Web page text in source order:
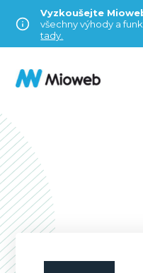
Vyzkoušejte
všechny výhody a
tady.